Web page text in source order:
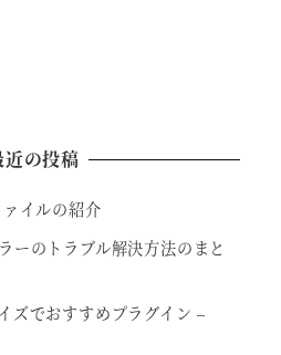
近の投稿
イルの紹介
のトラブル解決方法のまと
ズでおすすめプラグイン –